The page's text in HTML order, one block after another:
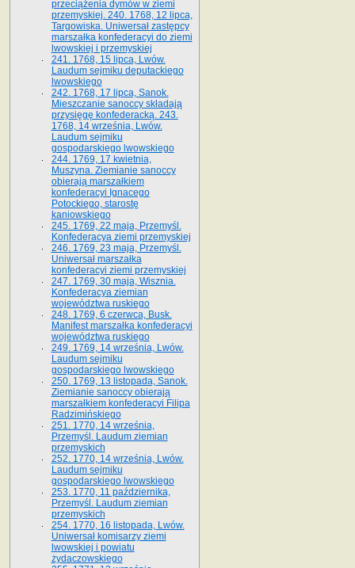
przeciążenia dymów w ziemi
przemyskiej. 240. 1768, 12 lipca,
Targowiska. Uniwersał zastępcy
marszałka konfederacyi do ziemi
lwowskiej i przemyskiej
241. 1768, 15 lipca, Lwów.
Laudum sejmiku deputackiego
lwowskiego
242. 1768, 17 lipca, Sanok.
Mieszczanie sanoccy składają
przysięgę konfederacką. 243.
1768, 14 września, Lwów.
Laudum sejmiku
gospodarskiego lwowskiego
244. 1769, 17 kwietnia,
Muszyna. Ziemianie sanoccy
obierają marszałkiem
konfederacyi Ignacego
Potockiego, starostę
kaniowskiego
245. 1769, 22 maja, Przemyśl.
Konfederacya ziemi przemyskiej
246. 1769, 23 maja, Przemyśl.
Uniwersał marszałka
konfederacyi ziemi przemyskiej
247. 1769, 30 maja, Wisznia.
Konfederacya ziemian
województwa ruskiego
248. 1769, 6 czerwca, Busk.
Manifest marszałka konfederacyi
województwa ruskiego
249. 1769, 14 września, Lwów.
Laudum sejmiku
gospodarskiego lwowskiego
250. 1769, 13 listopada, Sanok.
Ziemianie sanoccy obierają
marszałkiem konfederacyi Filipa
Radzimińskiego
251. 1770, 14 września,
Przemyśl. Laudum ziemian
przemyskich
252. 1770, 14 września, Lwów.
Laudum sejmiku
gospodarskiego lwowskiego
253. 1770, 11 października,
Przemyśl. Laudum ziemian
przemyskich
254. 1770, 16 listopada, Lwów.
Uniwersał komisarzy ziemi
lwowskiej i powiatu
żydaczowskiego